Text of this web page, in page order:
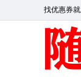
找优惠券